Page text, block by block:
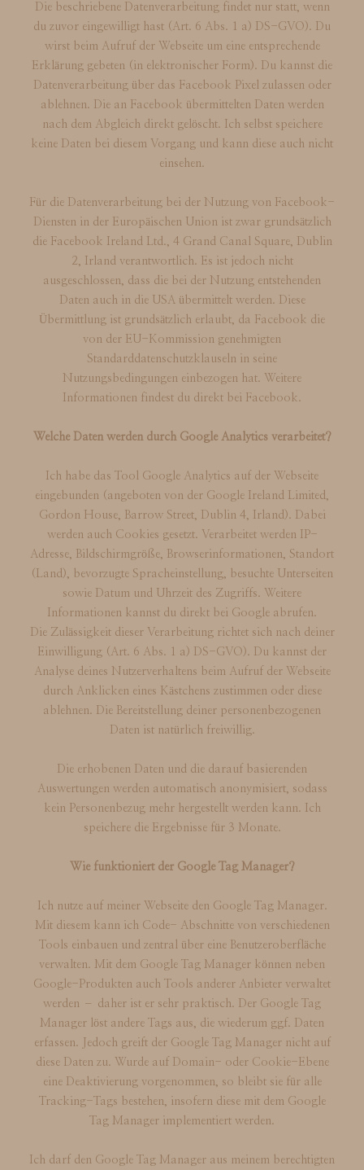
Die beschriebene Datenverarbeitung findet nur statt, wenn
du zuvor eingewilligt hast (Art. 6 Abs. 1 a) DS-GVO). Du
wirst beim Aufruf der Webseite um eine entsprechende
Erklärung gebeten (in elektronischer Form). Du kannst die
Datenverarbeitung über das Facebook Pixel zulassen oder
ablehnen. Die an Facebook übermittelten Daten werden
nach dem Abgleich direkt gelöscht. Ich selbst speichere
keine Daten bei diesem Vorgang und kann diese auch nicht
einsehen.
Für die Datenverarbeitung bei der Nutzung von Facebook-
Diensten in der Europäischen Union ist zwar grundsätzlich
die Facebook Ireland Ltd., 4 Grand Canal Square, Dublin
2, Irland verantwortlich. Es ist jedoch nicht
ausgeschlossen, dass die bei der Nutzung entstehenden
Daten auch in die USA übermittelt werden. Diese
Übermittlung ist grundsätzlich erlaubt, da Facebook die
von der EU-Kommission genehmigten
Standarddatenschutzklauseln in seine
Nutzungsbedingungen einbezogen hat. Weitere
Informationen findest du direkt bei Facebook.
Welche Daten werden durch Google Analytics verarbeitet?
Ich habe das Tool Google Analytics auf der Webseite
eingebunden (angeboten von der Google Ireland Limited,
Gordon House, Barrow Street, Dublin 4, Irland). Dabei
werden auch Cookies gesetzt. Verarbeitet werden IP-
Adresse, Bildschirmgröße, Browserinformationen, Standort
(Land), bevorzugte Spracheinstellung, besuchte Unterseiten
sowie Datum und Uhrzeit des Zugriffs. Weitere
Informationen kannst du direkt bei Google abrufen.
Die Zulässigkeit dieser Verarbeitung richtet sich nach deiner
Einwilligung (Art. 6 Abs. 1 a) DS-GVO). Du kannst der
Analyse deines Nutzerverhaltens beim Aufruf der Webseite
durch Anklicken eines Kästchens zustimmen oder diese
ablehnen. Die Bereitstellung deiner personenbezogenen
Daten ist natürlich freiwillig.
Die erhobenen Daten und die darauf basierenden
Auswertungen werden automatisch anonymisiert, sodass
kein Personenbezug mehr hergestellt werden kann. Ich
speichere die Ergebnisse für 3 Monate.
Wie funktioniert der Google Tag Manager?
Ich nutze auf meiner Webseite den Google Tag Manager.
Mit diesem kann ich Code- Abschnitte von verschiedenen
Tools einbauen und zentral über eine Benutzeroberfläche
verwalten. Mit dem Google Tag Manager können neben
Google-Produkten auch Tools anderer Anbieter verwaltet
werden – daher ist er sehr praktisch. Der Google Tag
Manager löst andere Tags aus, die wiederum ggf. Daten
erfassen. Jedoch greift der Google Tag Manager nicht auf
diese Daten zu. Wurde auf Domain- oder Cookie-Ebene
eine Deaktivierung vorgenommen, so bleibt sie für alle
Tracking-Tags bestehen, insofern diese mit dem Google
Tag Manager implementiert werden.
Ich darf den Google Tag Manager aus meinem berechtigten